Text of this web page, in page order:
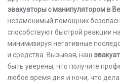
эвакуаторы с манипулятором в
незаменимый помощник
способствуют быстрой реакции
минимизируя негативные
и средства. Вызывая, наш
быть уверены, что получите
любое время дня и ночи, что